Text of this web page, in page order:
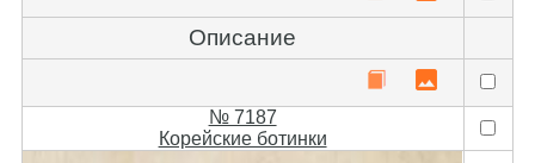
Описание
№ 7187
Корейские ботинки